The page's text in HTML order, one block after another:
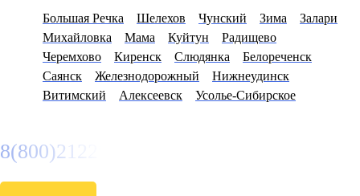
Большая Речка Шелехов Чунский Зима
Залари
Михайловка
Мама Куйтун
Радищево
Черемхово
Киренск Слюдянка
Белореченск
Саянск
Железнодорожный
Нижнеудинск
Витимский
Алексеевск Усолье-Сибирское
8(800)2122558